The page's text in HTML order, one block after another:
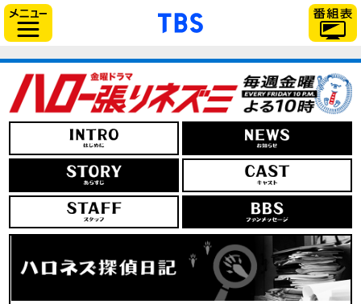
「TBSテレビ」トップ